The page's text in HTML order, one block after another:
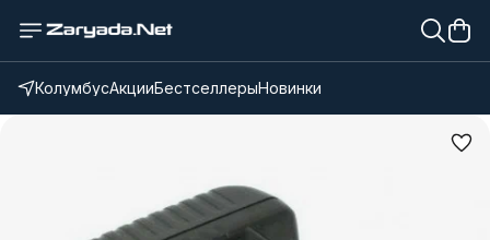
КолумбусАкцииБестселлерыНовинки